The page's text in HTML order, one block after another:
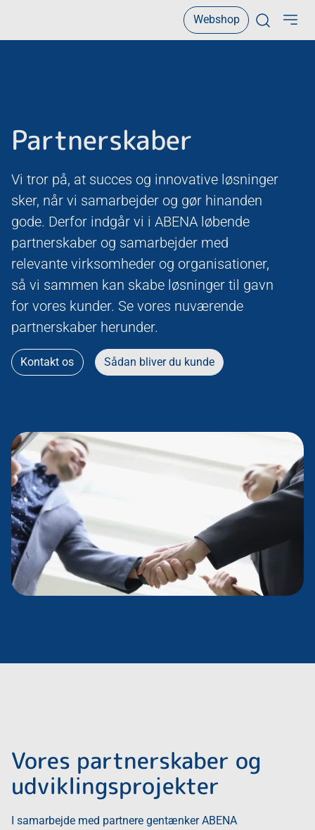
Webshop
Partnerskaber
Vi tror på, at succes og innovative løsninger
sker, når vi samarbejder og gør hinanden
gode. Derfor indgår vi i ABENA løbende
partnerskaber og samarbejder med
relevante virksomheder og organisationer,
så vi sammen kan skabe løsninger til gavn
for vores kunder. Se vores nuværende
partnerskaber herunder.
Kontakt os Sådan bliver du kunde
Vores partnerskaber og
udviklingsprojekter
I samarbejde med partnere gentænker ABENA